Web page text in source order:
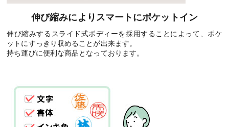
伸び縮みによりスマートにポケットイン
伸び縮みするスライド式ボディーを採用することによって、ポケ
ットにすっきり収めることが出来ます。
持ち運びに便利な商品となっております。